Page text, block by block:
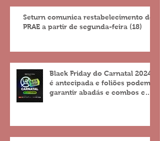
Seturn comunica restabelecimento do
PRAE a partir de segunda-feira (18)
Black Friday do Carnatal 2024
é antecipada e foliões podem
garantir abadás e combos com